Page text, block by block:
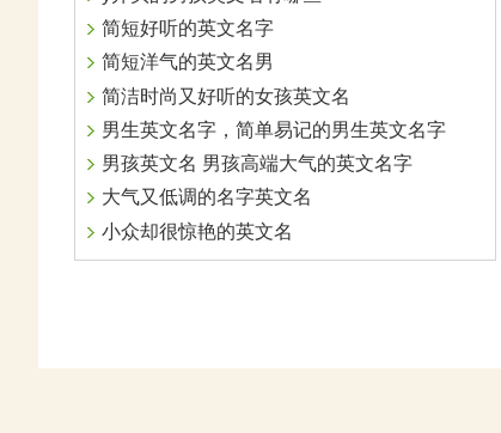
简短好听的英文名字
简短洋气的英文名男
简洁时尚又好听的女孩英文名
男生英文名字，简单易记的男生英文名字
男孩英文名 男孩高端大气的英文名字
大气又低调的名字英文名
小众却很惊艳的英文名